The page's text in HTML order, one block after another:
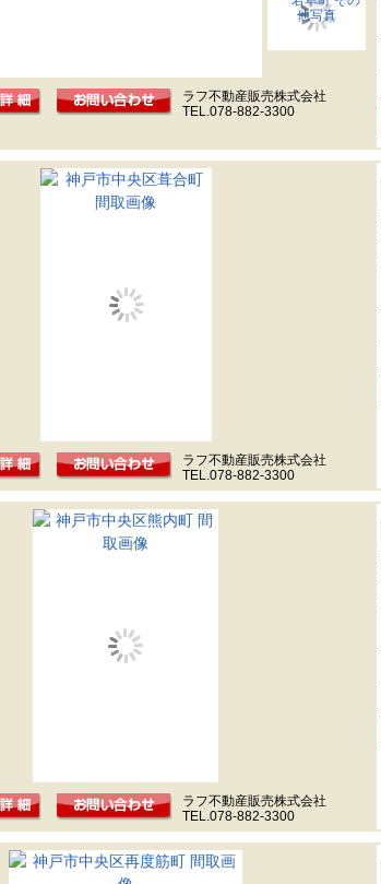
ラフ不動産販売株式会社
TEL.078-882-3300
ラフ不動産販売株式会社
TEL.078-882-3300
ラフ不動産販売株式会社
TEL.078-882-3300